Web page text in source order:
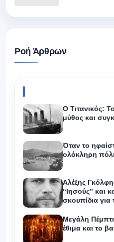
Ροή Άρθρων
Ο Τιτανικός:
μύθος και
Όταν το
ολόκληρη
Αλέξης
“Ιησούς” και
σκουπίδια για
Μεγάλη
έθιμα και το